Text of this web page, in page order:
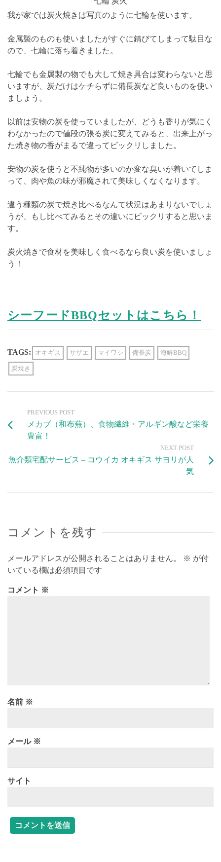
我が家では炭火焼きは写真のように七輪を使います。
金属製のものも使いましたがすぐに錆びてしまって駄目な
ので、七輪に落ち着きました。
七輪でも金属製の物でも大して焼き具合は変わらないと思
いますが、炭だけはケチらずに備長炭など良いものを使い
ましょう。
以前は安物の炭を使っていましたが、どうも香りが気にく
わなかったので値段の張る炭に変えてみると、出来上がっ
た焼き物の香がまるで違ってビックリしました。
安物の炭を使うと不純物が多いのか変な臭いが着いてしま
って、肉や魚の味が邪魔されて美味しくなくなります。
違う種類の炭で焼き比べるなんて状況はあまりないでしょ
うが、もし比べてみるとその違いにビックリすると思いま
す。
炭火焼きで食材を美味しく食べるなら良い炭を使いましょ
う！
シーフードBBQセットはこちら！
TAGS: オキギス サザエ マイワシ 備長炭 海鮮BBQ
炭焼き
PREVIOUS POST
メカブ（和布蕪）、食物繊維・アルギン酸など栄養
豊富！
NEXT POST
魚介類宅配サービス – コウイカ オキギス サヨリが人
気
コメントを残す
メールアドレスが公開されることはありません。 ※ が付
いている欄は必須項目です
コメント ※
名前 ※
メール ※
サイト